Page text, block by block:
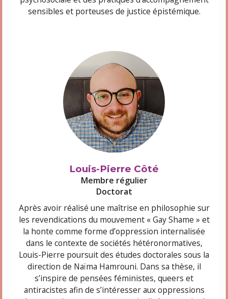
sensibles et porteuses de justice épistémique.
Louis-Pierre Côté
Membre régulier
Doctorat
Après avoir réalisé une maîtrise en philosophie sur
les revendications du mouvement « Gay Shame » et
la honte comme forme d’oppression internalisée
dans le contexte de sociétés hétéronormatives,
Louis-Pierre poursuit des études doctorales sous la
direction de Naïma Hamrouni. Dans sa thèse, il
s’inspire de pensées féministes, queers et
antiracistes afin de s’intéresser aux oppressions